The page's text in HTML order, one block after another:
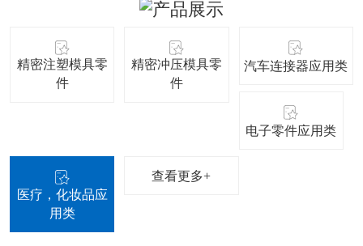
精密注塑模具零
件
精密冲压模具零
件
汽车连接器应用类
电子零件应用类
医疗，化妆品应
用类
查看更多+